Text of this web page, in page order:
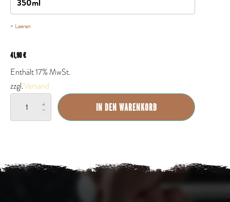
Leeren
41,90€
Enthält 17% MwSt.
zzgl.Versand
French
Menge
IN DEN WARENKORB